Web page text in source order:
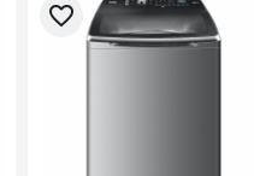
favorite_border